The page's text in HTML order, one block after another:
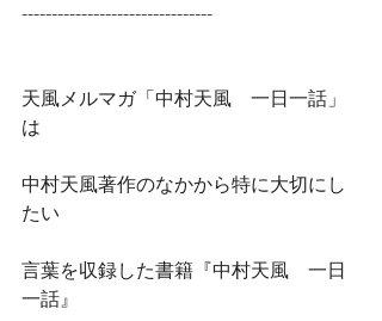
--------------------------------
天風メルマガ「中村天風　一日一話」
は
中村天風著作のなかから特に大切にし
たい
言葉を収録した書籍『中村天風　一日
一話』